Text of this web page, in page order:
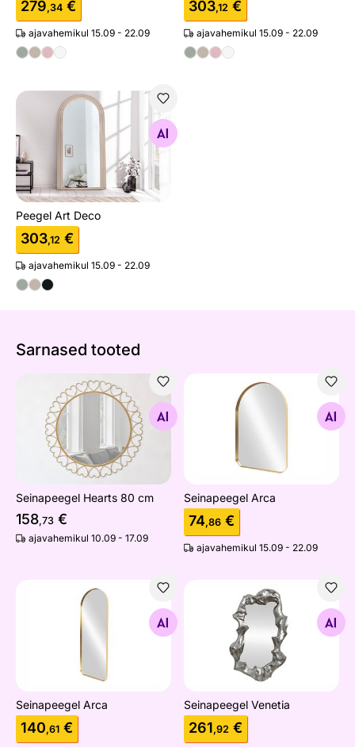
279,34 €
ajavahemikul 15.09 - 22.09
303,12 €
ajavahemikul 15.09 - 22.09
Peegel Art Deco
Otsi sarnaseid
Peegel Art Deco
303,12 €
ajavahemikul 15.09 - 22.09
Sarnased tooted
Seinapeegel Hearts 80 cm
Otsi sarnaseid
Seinapeegel Hearts 80 cm
158,73 €
ajavahemikul 10.09 - 17.09
Seinapeegel Arca
Seinapeegel Arca
74,86 €
ajavahemikul 15.09 - 22.09
Seinapeegel Arca
Seinapeegel Arca
140,61 €
Seinapeegel Venetia
Otsi sarnaseid
Seinapeegel Venetia
261,92 €